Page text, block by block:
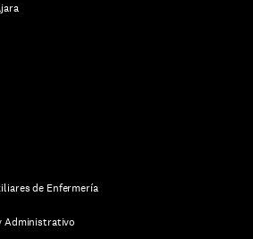
de Enfermería
Administrativo